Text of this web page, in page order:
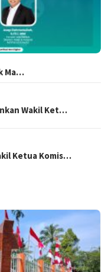
Ma…
Wakil Ket…
Ketua Komis…